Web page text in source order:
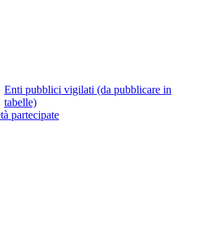
Enti pubblici vigilati (da pubblicare in
tabelle)
partecipate